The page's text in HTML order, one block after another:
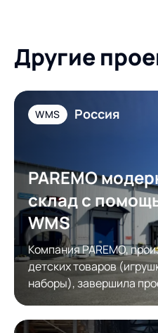
Другие
WMS Россия
PAREMO
склад с
WMS
Компания PAREMO,
детских товаров
наборы), завершила
системы управления
Основной задачей